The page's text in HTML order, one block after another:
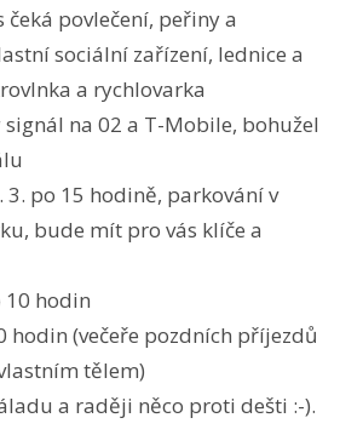
čeká povlečení, peřiny a
sociální zařízení, lednice a
a rychlovarka
na 02 a T-Mobile, bohužel
3. po 15 hodině, parkování v
bude mít pro vás klíče a
hodin
hodin (večeře pozdních příjezdů
tělem)
a raději něco proti dešti :-).